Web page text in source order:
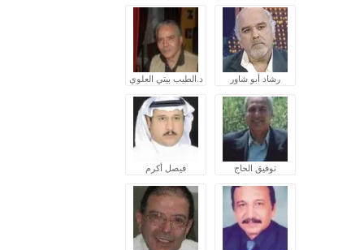
رشاد أبو شاور د.الطيب بيتي العلوي
توفيق الحاج فيصل أكرم